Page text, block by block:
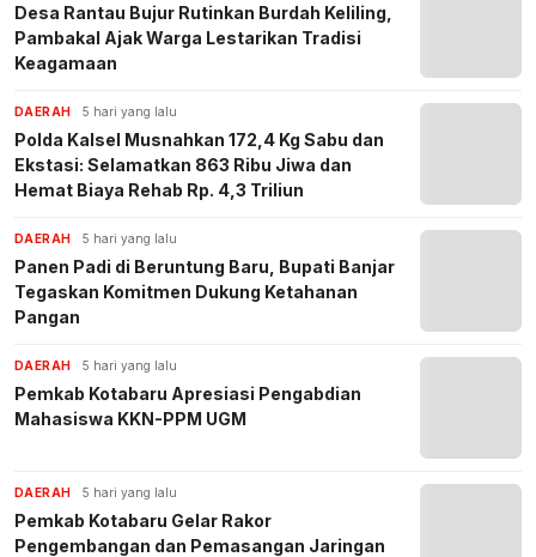
Desa Rantau Bujur Rutinkan Burdah Keliling,
Pambakal Ajak Warga Lestarikan Tradisi
Keagamaan
DAERAH 5 hari yang lalu
Polda Kalsel Musnahkan 172,4 Kg Sabu dan
Ekstasi: Selamatkan 863 Ribu Jiwa dan
Hemat Biaya Rehab Rp. 4,3 Triliun
DAERAH 5 hari yang lalu
Panen Padi di Beruntung Baru, Bupati Banjar
Tegaskan Komitmen Dukung Ketahanan
Pangan
DAERAH 5 hari yang lalu
Pemkab Kotabaru Apresiasi Pengabdian
Mahasiswa KKN-PPM UGM
DAERAH 5 hari yang lalu
Pemkab Kotabaru Gelar Rakor
Pengembangan dan Pemasangan Jaringan